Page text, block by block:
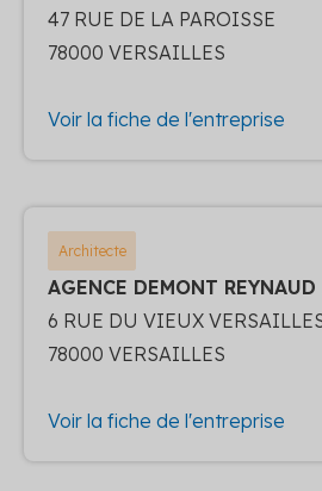
47 RUE DE LA PAROISSE
78000 VERSAILLES
Voir la fiche de l'entreprise
Architecte
AGENCE DEMONT
6 RUE DU VIEUX
78000 VERSAILLES
Voir la fiche de l'entreprise